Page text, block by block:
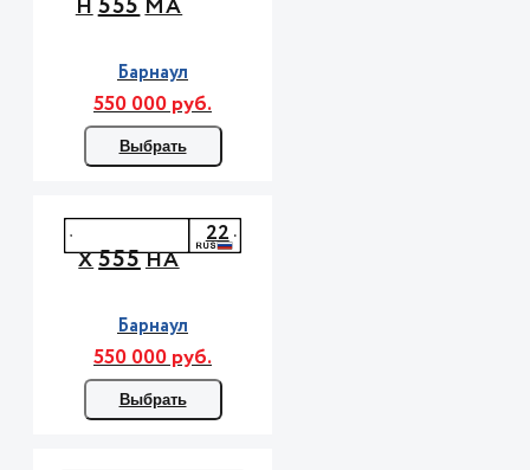
Н МА
Барнаул
550 000 руб.
Выбрать
Х555НА
22
Барнаул
550 000 руб.
Выбрать